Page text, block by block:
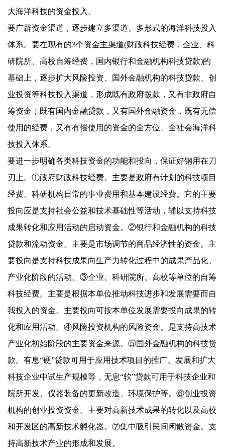
大海洋科技的资金投入。
要广辟资金渠道，逐步建立多渠道、多形式的海洋科技投入
体系。要在现有的3个资金主渠道(财政科技经费，企业、科
研院所、高校自筹经费，国内银行和金融机构科技贷款)的
基础上，逐步扩大风险投资、国外金融机构的科技贷款、创
业投资等科技投入渠道，形成既有政府拨款，又有非政府自
筹资金；既有国内金融贷款，又有国外金融资金，既有无偿
使用的经费，又有有偿使用的资金的全方位、全社会海洋科
技投入体系。
要进一步明确各类科技资金的功能和投向，保证好钢用在刀
刃上。①政府财政科技经费。主要是政府有计划的科技项目
经费、科研机构日常的事业费用和基本建设经费。它的主要
投向应是支持社会公益和技术基础性等活动，辅以支持科技
成果转化和应用活动的启动资金。②银行和金融机构的科技
贷款和流动资金。主要是市场调节的商品经济性的资金。主
要投向是支持科技成果向生产力转化过程中的成果产品化、
产业化阶段的活动。③企业、科研院所、高校等单位的自筹
科技经费。主要是根据本单位推动科技进步和发展需要而自
我投入的资金。主要投向可按本单位发展需要投向成果的转
化和应用活动。④风险投资机构的风险资金。是支持高技术
产业化初始阶段的主要资金来源。⑤国外金融机构的科技贷
款。有息“硬”贷款可用于应用技术项目的推广、发展和扩大
科技企业中试生产规模等，无息“软”贷款可用于科技企业和
院所开发、仪器装备的更新改造、环境保护等。⑥创业投资
机构的创业投资资金。主要对高新技术成果的转化以及高校
和开发区的高新技术孵化器。⑦集中吸引民间闲散资金。支
持高新技术产业的形成和发展。